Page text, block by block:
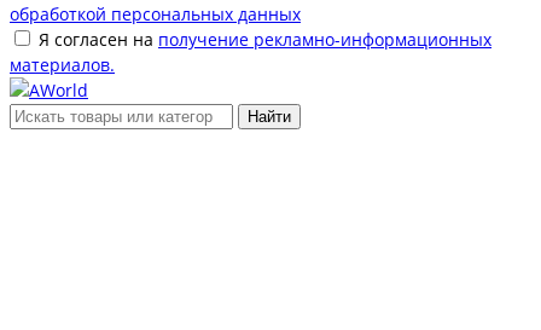
обработкой персональных данных
Я согласен на получение рекламно-информационных
материалов.
Найти